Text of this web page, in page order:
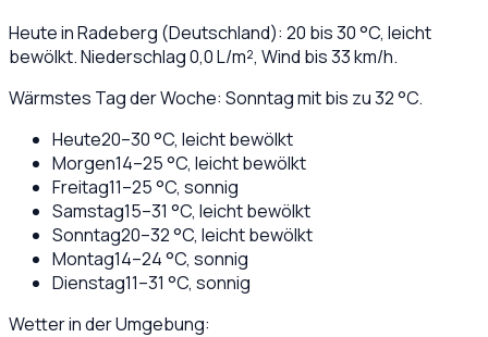
Heute inRadeberg (Deutschland): 20 bis30°C, leicht
bewölkt. Niederschlag0,0L/m², Wind bis33km/h.
Wärmstes Tag der Woche: Sonntag mit bis zu 32 °C.
Heute20–30°C, leicht bewölkt
Morgen14–25°C, leicht bewölkt
Freitag11–25°C, sonnig
Samstag15–31 °C, leicht bewölkt
Sonntag20–32°C, leicht bewölkt
Montag14–24°C, sonnig
Dienstag11–31 °C, sonnig
Wetter in der Umgebung: